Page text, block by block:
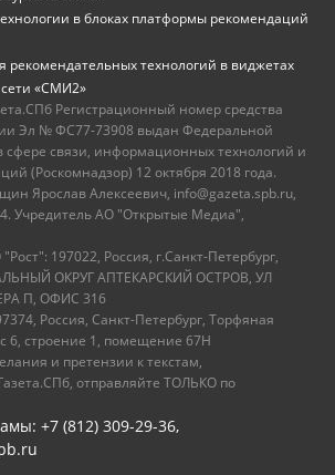
в блоках платформы рекомендаций
технологий в виджетах
«СМИ2»
Регистрационный номер средства
Эл № ФС77-73908 выдан Федеральной
сфере связи, информационных технологий и
(Роскомнадзор) 12 октября 2018 года.
Ярослав Алексеевич, info@gazeta.spb.ru,
Учредитель АО "Открытые Медиа",
197022, Россия, г.Санкт-Петербург,
ОКРУГ АПТЕКАРСКИЙ ОСТРОВ, УЛ
П, ОФИС 316
Россия, Санкт-Петербург, Торфяная
6, строение 1, помещение 67Н
и претензии к текстам,
отправляйте ТОЛЬКО по
+7 (812) 309-29-36,